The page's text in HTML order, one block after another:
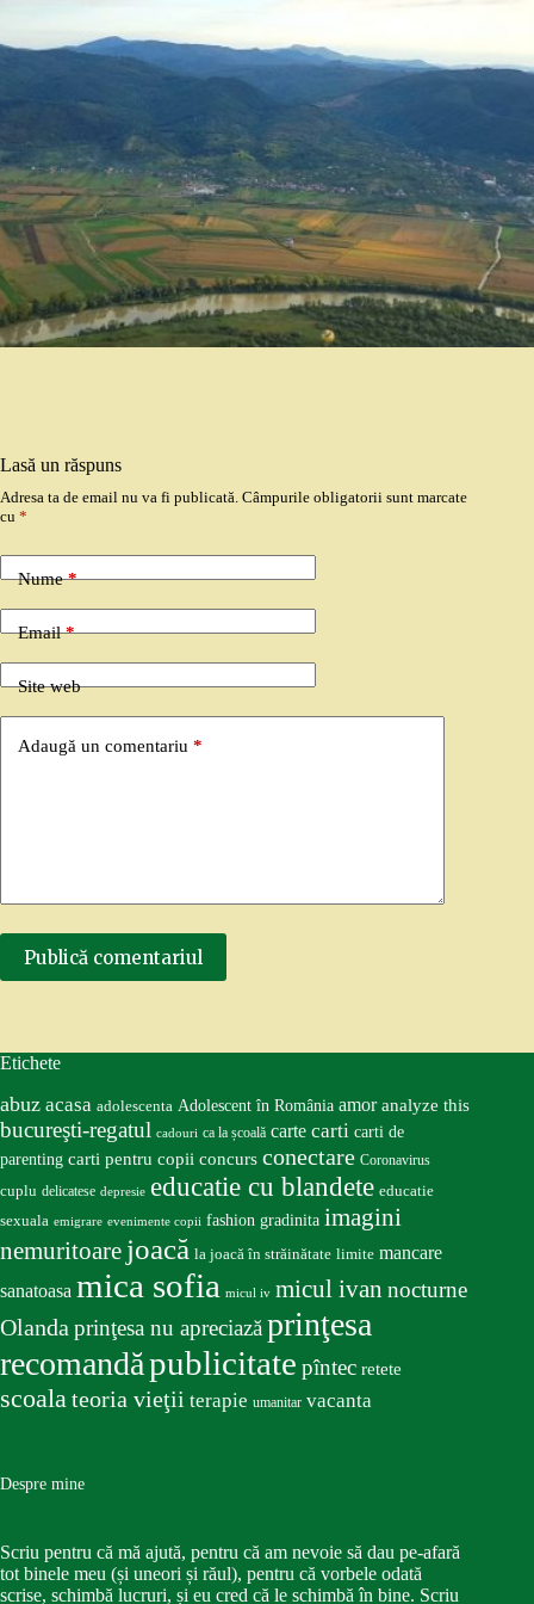
Lasă un răspuns
Adresa ta de email nu va fi publicată. Câmpurile obligatorii sunt marcate
cu *
Nume*
Email*
Site web
Adaugă un comentariu *
Publică comentariul
Etichete
abuz acasa adolescenta Adolescent în România amor analyze this
bucureşti-regatul cadouri ca la școală carte carti carti de
parenting carti pentru copii concurs conectare Coronavirus
cuplu delicatese depresie educatie cu blandete educatie
sexuala emigrare evenimente copii fashion gradinita imagini
nemuritoare joacă la joacă în străinătate limite mancare
sanatoasa mica sofia micul iv micul ivan nocturne
Olandaprinţesa nu apreciazăprinţesa
recomandăpublicitate pîntec retete
scoalateoria vieţii terapie umanitar vacanta
Despre mine
Scriu pentru că mă ajută, pentru că am nevoie să dau pe-afară
tot binele meu (și uneori și răul), pentru că vorbele odată
scrise, schimbă lucruri, și eu cred că le schimbă în bine. Scriu